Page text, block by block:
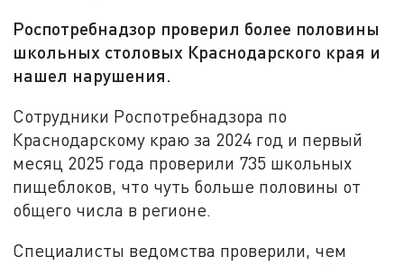
Роспотребнадзор проверил более половины
школьных столовых Краснодарского края и
нашел нарушения.
Сотрудники Роспотребнадзора по
Краснодарскому краю за 2024 год и первый
месяц 2025 года проверили 735 школьных
пищеблоков, что чуть больше половины от
общего числа в регионе.
Специалисты ведомства проверили, чем